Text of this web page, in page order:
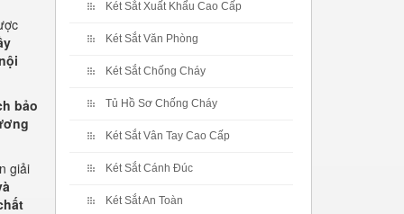
bảo
giải
Két Sắt Xuất Khẩu Cao Cấp
Két Sắt Văn Phòng
Két Sắt Chống Cháy
Tủ Hồ Sơ Chống Cháy
Két Sắt Vân Tay Cao Cấp
Két Sắt Cánh Đúc
Két Sắt An Toàn